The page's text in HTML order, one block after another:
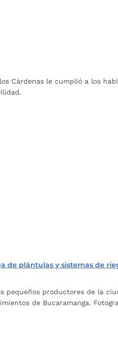
Cárdenas le cumplió a los
de plántulas y sistemas de
pequeños productores de la
de Bucaramanga.